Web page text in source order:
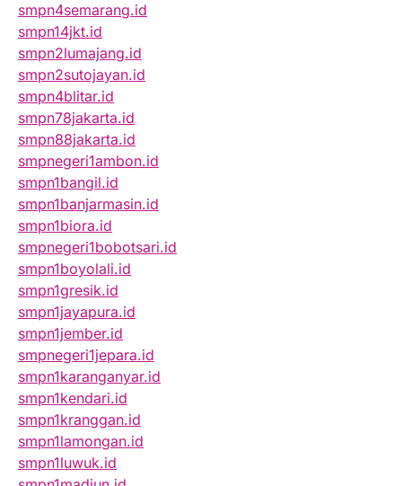
smpn4semarang.id
smpn14jkt.id
smpn2lumajang.id
smpn2sutojayan.id
smpn4blitar.id
smpn78jakarta.id
smpn88jakarta.id
smpnegeri1ambon.id
smpn1bangil.id
smpn1banjarmasin.id
smpn1biora.id
smpnegeri1bobotsari.id
smpn1boyolali.id
smpn1gresik.id
smpn1jayapura.id
smpn1jember.id
smpnegeri1jepara.id
smpn1karanganyar.id
smpn1kendari.id
smpn1kranggan.id
smpn1lamongan.id
smpn1luwuk.id